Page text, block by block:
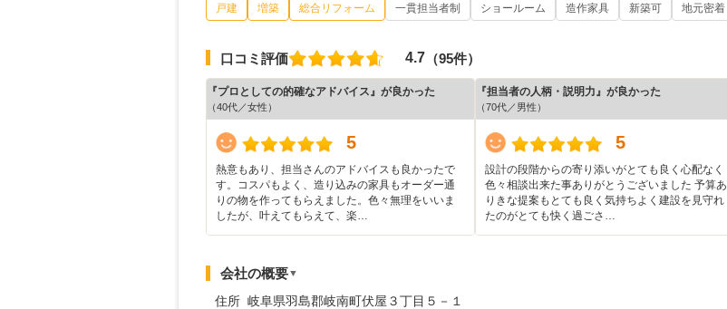
戸建 増築 総合リフォーム 一貫担当者制 ショールーム 造作家具 新築可 地元密着
口コミ評価 4.7 （95件）
『プロとしての的確なアドバイス』が良かった
（40代／女性）
5
熱意もあり、担当さんのアドバイスも良かったで
す。コスパもよく、造り込みの家具もオーダー通
りの物を作ってもらえました。色々無理をいいま
したが、叶えてもらえて、楽…
『担当者の人柄・説明力』が良かった
（70代／男性）
5
設計の段階からの寄り添いがとても良く心配なく
色々相談出来た事ありがとうございました 予算あ
りきな提案もとても良く気持ちよく建設を見守れ
たのがとても快く過ごさ…
会社の概要▼
住所 岐阜県羽島郡岐南町伏屋３丁目５－１